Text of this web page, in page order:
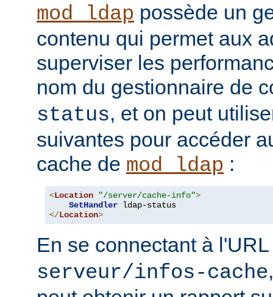
mod_ldap possède un
contenu qui permet aux
superviser les
nom du gestionnaire de
status, et on peut
suivantes pour accéder
cache de mod_ldap :
<Location "/server/cache-info">
SetHandler
</Location>
En se connectant à
serveur/infos-cache